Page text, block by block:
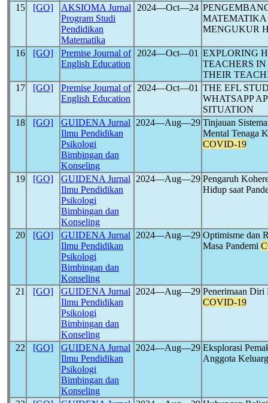
15
[GO]
AKSIOMA Jurnal
Program Studi
Pendidikan
Matematika
2024―Oct―24
MENGUKUR
16 [GO]
Premise Journal of
English Education
2024―Oct―01 EXPLORING
TEACHERS
THEIR
17
[GO]
Premise Journal of
English Education
2024―Oct―01 THE EFL
WHATSAPP
SITUATION
18
[GO]
GUIDENA Jurnal
Ilmu Pendidikan
Psikologi
Bimbingan dan
Konseling
2024―Aug―29 Tinjauan
Mental Tenaga
COVID-19
19 [GO]
GUIDENA Jurnal
Ilmu Pendidikan
Psikologi
Bimbingan dan
Konseling
2024―Aug―29 Pengaruh
Hidup saat
20 [GO]
GUIDENA Jurnal
Ilmu Pendidikan
Psikologi
Bimbingan dan
Konseling
2024―Aug―29 Optimisme dan
Masa Pandemi
21 [GO]
GUIDENA Jurnal
Ilmu Pendidikan
Psikologi
Bimbingan dan
Konseling
2024―Aug―29 Penerimaan Diri
COVID-19
22 [GO]
GUIDENA Jurnal
Ilmu Pendidikan
Psikologi
Bimbingan dan
Konseling
2024―Aug―29 Eksplorasi
Anggota